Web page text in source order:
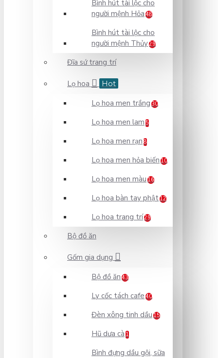
Bình hút tài lộc cho
người mệnh Hỏa 48
Bình hút tài lộc cho
người mệnh Thủy29
Đĩa sứ trang trí
Lọ hoa Hot
Lọ hoa men trắng 30
Lọ hoa men lam 5
Lọ hoa men rạn 8
Lọ hoa men hỏa biến 10
Lọ hoa men màu 16
Lọ hoa bàn tay phật12
Lọ hoa trang trí29
Bộ đồ ăn
Gốm gia dụng
Bộ đồ ăn 43
Ly cốc tách cafe 40
Đèn xông tinh dầu 15
Hũ dưa cà 1
Bình đựng dầu gội, sữa